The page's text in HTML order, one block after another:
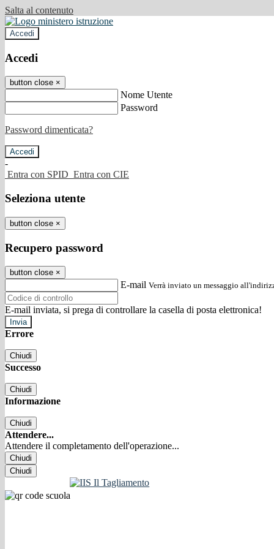
Salta al contenuto
Accedi
Accedi
button close ×
Nome Utente
Password
Password dimenticata?
-
Entra con SPID Entra con CIE
Seleziona utente
button close ×
Recupero password
button close ×
E-mail Verrà inviato un messaggio
E-mail inviata, si prega di controllare la casella di posta elettronica!
Errore
Chiudi
Successo
Chiudi
Informazione
Chiudi
Attendere...
Attendere il completamento dell'operazione...
Chiudi
Chiudi